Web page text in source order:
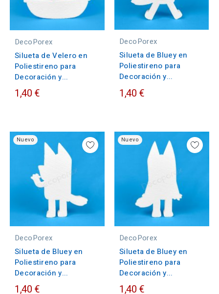
DecoPorex
Silueta de Velero en
Poliestireno para
Decoración y...
1,40 €
DecoPorex
Silueta de Bluey en
Poliestireno para
Decoración y...
1,40 €
Nuevo
DecoPorex
Silueta de Bluey en
Poliestireno para
Decoración y...
1,40 €
Nuevo
DecoPorex
Silueta de Bluey en
Poliestireno para
Decoración y...
1,40 €